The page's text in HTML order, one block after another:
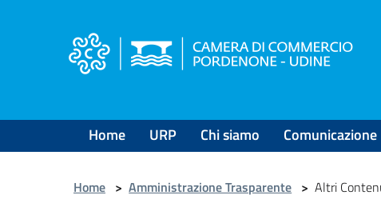
Home URP Chi siamo Comunicazione
Home > Amministrazione Trasparente > Altri